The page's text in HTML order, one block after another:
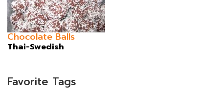
Chocolate Balls
Thai-Swedish
Favorite Tags